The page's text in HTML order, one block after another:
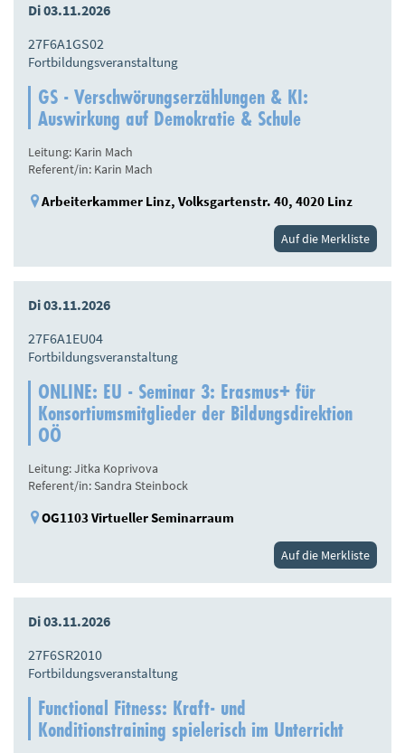
Di 03.11.2026
27F6A1GS02
Fortbildungsveranstaltung
GS - Verschwörungserzählungen & KI:
Auswirkung auf Demokratie & Schule
Leitung: Karin Mach
Referent/in: Karin Mach
Arbeiterkammer Linz, Volksgartenstr. 40, 4020 Linz
Auf die Merkliste
Di 03.11.2026
27F6A1EU04
Fortbildungsveranstaltung
ONLINE: EU - Seminar 3: Erasmus+ für
Konsortiumsmitglieder der Bildungsdirektion
OÖ
Leitung: Jitka Koprivova
Referent/in: Sandra Steinbock
OG1103 Virtueller Seminarraum
Auf die Merkliste
Di 03.11.2026
27F6SR2010
Fortbildungsveranstaltung
Functional Fitness: Kraft- und
Konditionstraining spielerisch im Unterricht